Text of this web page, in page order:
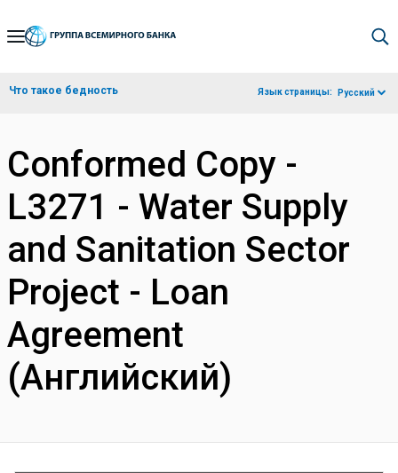
Skip
Navigation
Что такое бедность Язык страницы: Русский
Conformed Copy -
L3271 - Water Supply
and Sanitation Sector
Project - Loan
Agreement
(Английский)